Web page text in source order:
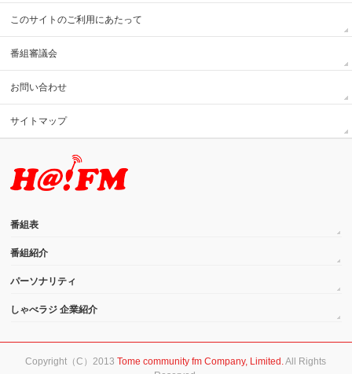
このサイトのご利用にあたって
番組審議会
お問い合わせ
サイトマップ
番組表
番組紹介
パーソナリティ
しゃべラジ 企業紹介
Copyright（C）2013Tome community fm Company, Limited.All Rights